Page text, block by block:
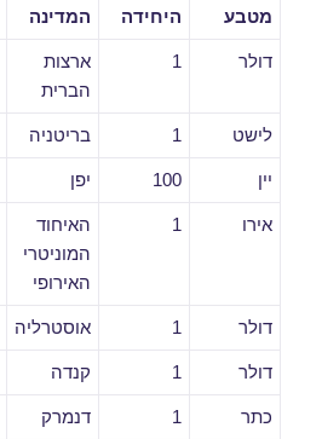
מטבע היחידה המדינה
דולר 1
ארצות
הברית
לישט 1 בריטניה
יין 100 יפן
אירו 1
האיחוד
המוניטרי
האירופי
דולר 1 אוסטרליה
דולר 1 קנדה
כתר 1 דנמרק